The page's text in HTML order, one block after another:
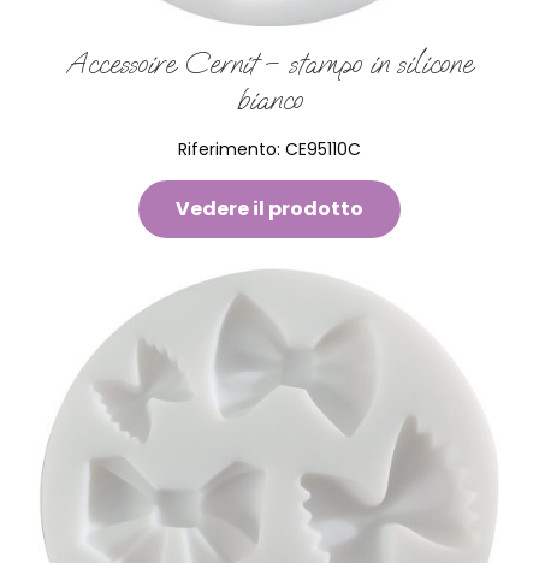
Accessoire Cernit – stampo in silicone
bianco
Riferimento: CE95110C
Vedere il prodotto